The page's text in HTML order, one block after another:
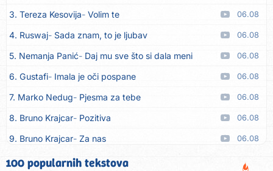
3. Tereza Kesovija Volim te 06.08
4. Ruswaj Sada znam, to je ljubav 06.08
5. Nemanja Panić Daj mu sve što si dala meni 06.08
6. Gustafi Imala je oči pospane 06.08
7. Marko Nedug Pjesma za tebe 06.08
8. Bruno Krajcar Pozitiva 06.08
9. Bruno Krajcar Za nas 06.08
10. Tereza Kesovija Da li ću moći
100 popularnih tekstova